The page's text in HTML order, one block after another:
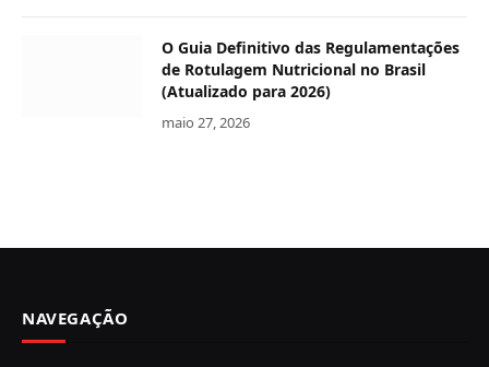
O Guia Definitivo das Regulamentações
de Rotulagem Nutricional no Brasil
(Atualizado para 2026)
maio 27, 2026
NAVEGAÇÃO